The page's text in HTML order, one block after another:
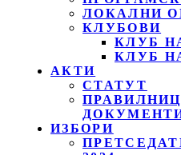
ЛОКАЛНИ
КЛУБОВИ
КЛУБ
КЛУБ
АКТИ
СТАТУТ
ИЗБОРИ